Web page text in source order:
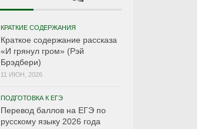
КРАТКИЕ СОДЕРЖАНИЯ
Краткое содержание рассказа
«И грянул гром» (Рэй
Брэдбери)
11 ИЮН, 2026
ПОДГОТОВКА К ЕГЭ
Перевод баллов на ЕГЭ по
русскому языку 2026 года